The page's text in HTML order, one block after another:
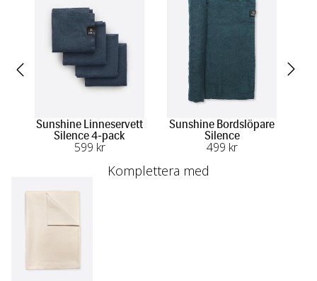
Sunshine Linneservett
Silence 4-pack
599 kr
Sunshine Bordslöpare
Silence
499 kr
Komplettera med